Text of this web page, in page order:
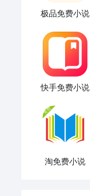
极品免费小说
快手免费小说
淘免费小说